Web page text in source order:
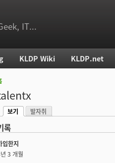
IT...
재 위치
본탭
보기
발자취
록
입한지
3 개월
KLDP Wiki KLDP.net